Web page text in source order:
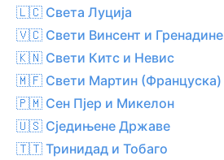
🇱🇨 Света Луција
🇻🇨 Свети Винсент и Гренадине
🇰🇳 Свети Китс и Невис
🇲🇫 Свети Мартин (Француска)
🇵🇲 Сен Пјер и Микелон
🇺🇸 Сједињене Државе
🇹🇹 Тринидад и Тобаго